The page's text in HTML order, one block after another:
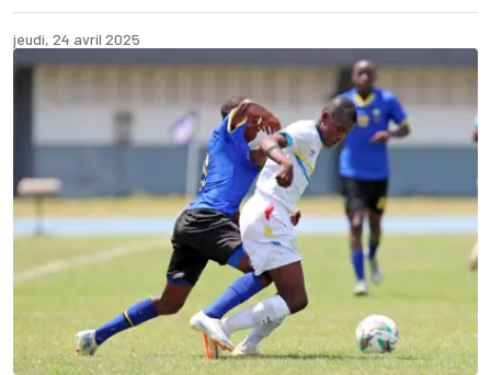
jeudi, 24 avril 2025